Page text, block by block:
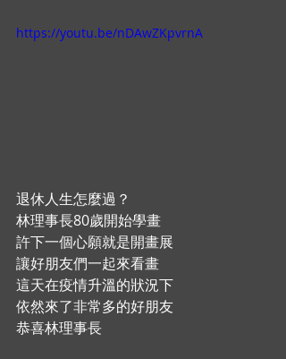
https://youtu.be/nDAwZKpvrnA
退休人生怎麼過？
林理事長80歲開始學畫
許下一個心願就是開畫展
讓好朋友們一起來看畫
這天在疫情升溫的狀況下
依然來了非常多的好朋友
恭喜林理事長